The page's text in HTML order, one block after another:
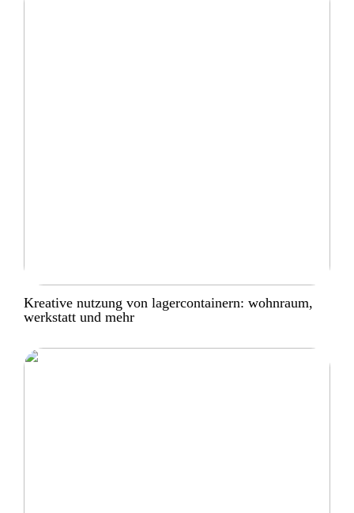
Kreative nutzung von lagercontainern: wohnraum,
werkstatt und mehr